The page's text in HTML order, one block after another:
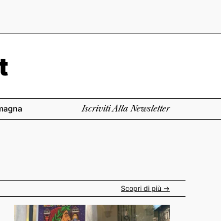
Iscriviti Alla Newsletter
Scopri di più ->